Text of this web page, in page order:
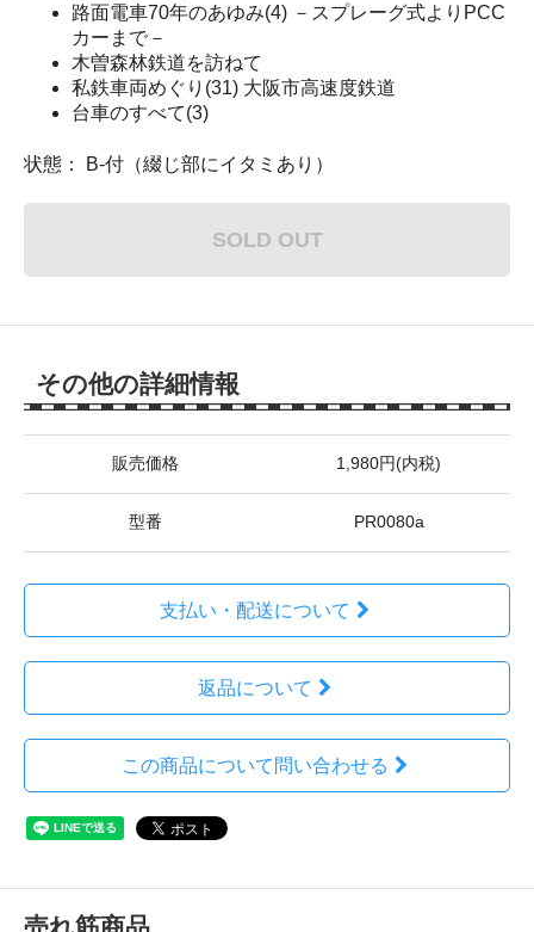
路面電車70年のあゆみ(4) －スプレーグ式よりPCC
カーまで－
木曽森林鉄道を訪ねて
私鉄車両めぐり(31) 大阪市高速度鉄道
台車のすべて(3)
状態： B-付（綴じ部にイタミあり）
SOLD OUT
その他の詳細情報
販売価格 1,980円(内税)
型番 PR0080a
支払い・配送について
返品について
この商品について問い合わせる
売れ筋商品